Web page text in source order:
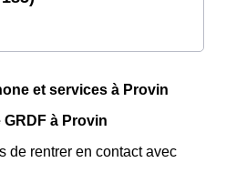
et services à Provin
à Provin
de rentrer en contact avec